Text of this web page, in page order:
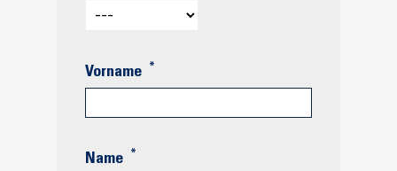
Vorname *
Name *